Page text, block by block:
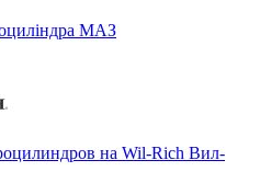
МАЗ
на Wil-Rich Вил-